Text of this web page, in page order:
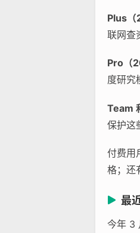
Plus（
联网查
Pro（
度研究
Team
保护这
付费用
格；还
最
今年 3